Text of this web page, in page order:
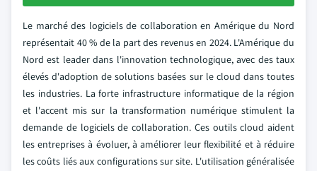
Le marché des logiciels de collaboration en Amérique du Nord
représentait 40 % de la part des revenus en 2024. L'Amérique du
Nord est leader dans l'innovation technologique, avec des taux
élevés d'adoption de solutions basées sur le cloud dans toutes
les industries. La forte infrastructure informatique de la région
et l'accent mis sur la transformation numérique stimulent la
demande de logiciels de collaboration. Ces outils cloud aident
les entreprises à évoluer, à améliorer leur flexibilité et à réduire
les coûts liés aux configurations sur site. L'utilisation généralisée